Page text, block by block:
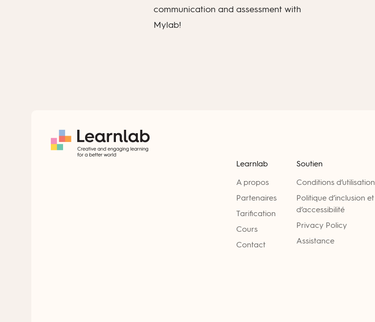
communication and assessment with
Mylab!
Learnlab
A propos
Partenaires
Tarification
Cours
Contact
Soutien
Conditions d’utilisation
Politique d’inclusion et
d’accessibilité
Privacy Policy
Assistance